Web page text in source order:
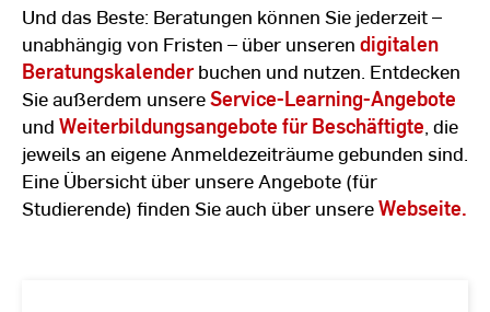
Und das Beste: Beratungen können Sie jederzeit –
unabhängig von Fristen – über unseren digitalen
Beratungskalenderbuchen und nutzen. Entdecken
Sie außerdem unsereService-Learning-Angebote
und Weiterbildungsangebote für Beschäftigte , die
jeweils an eigene Anmeldezeiträume gebunden sind.
Eine Übersicht über unsere Angebote (für
Studierende) finden Sie auch über unsereWebseite.